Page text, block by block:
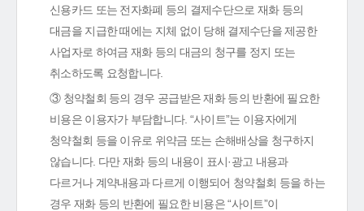
신용카드 또는 전자화폐 등의 결제수단으로 재화 등의
대금을 지급한 때에는 지체 없이 당해 결제수단을 제공한
사업자로 하여금 재화 등의 대금의 청구를 정지 또는
취소하도록 요청합니다.
③ 청약철회 등의 경우 공급받은 재화 등의 반환에 필요한
비용은 이용자가 부담합니다. “사이트”는 이용자에게
청약철회 등을 이유로 위약금 또는 손해배상을 청구하지
않습니다. 다만 재화 등의 내용이 표시·광고 내용과
다르거나 계약내용과 다르게 이행되어 청약철회 등을 하는
경우 재화 등의 반환에 필요한 비용은 “사이트”이